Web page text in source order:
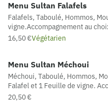
Menu Sultan Falafels
Falafels, Taboulé, Hommos,
vigne.Accompagnement au
comprise
16,50 €Végétarien
Menu Sultan Méchoui
Méchoui, Taboulé, Hommos,
Falafel et 1 Feuille de vigne.
au choix, 1 Galette de pain
20,50 €